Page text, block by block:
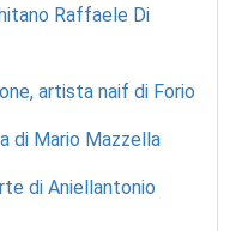
Raffaele Di
artista naif di Forio
di Mario Mazzella
di Aniellantonio